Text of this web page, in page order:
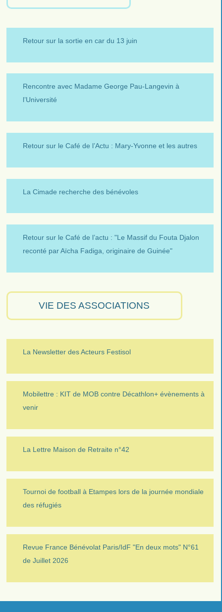
Retour sur la sortie en car du 13 juin
Rencontre avec Madame George Pau-Langevin à
l’Université
Retour sur le Café de l’Actu : Mary-Yvonne et les autres
La Cimade recherche des bénévoles
Retour sur le Café de l’actu : "Le Massif du Fouta Djalon
reconté par Aïcha Fadiga, originaire de Guinée"
VIE DES ASSOCIATIONS
La Newsletter des Acteurs Festisol
Mobilettre : KIT de MOB contre Décathlon+ évènements à
venir
La Lettre Maison de Retraite n°42
Tournoi de football à Etampes lors de la journée mondiale
des réfugiés
Revue France Bénévolat Paris/IdF "En deux mots" N°61
de Juillet 2026